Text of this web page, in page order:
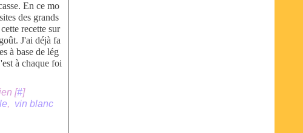
En ce mo
des grands
recette sur
J'ai déjà fa
à base de lég
à chaque foi
[#]
, vin blanc